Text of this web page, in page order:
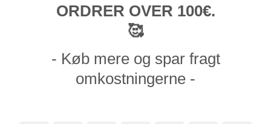
ORDRER OVER 100€.
🥰
- Køb mere og spar fragt
omkostningerne -